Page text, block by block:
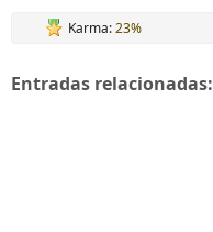
Karma:23%
Entradas relacionadas: